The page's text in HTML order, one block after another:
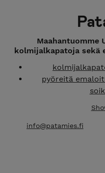
Maahantuomme
kolmijalkapatoja sekä
pyöreitä
pariloita
makkaraprässejä
info@patamies.fi